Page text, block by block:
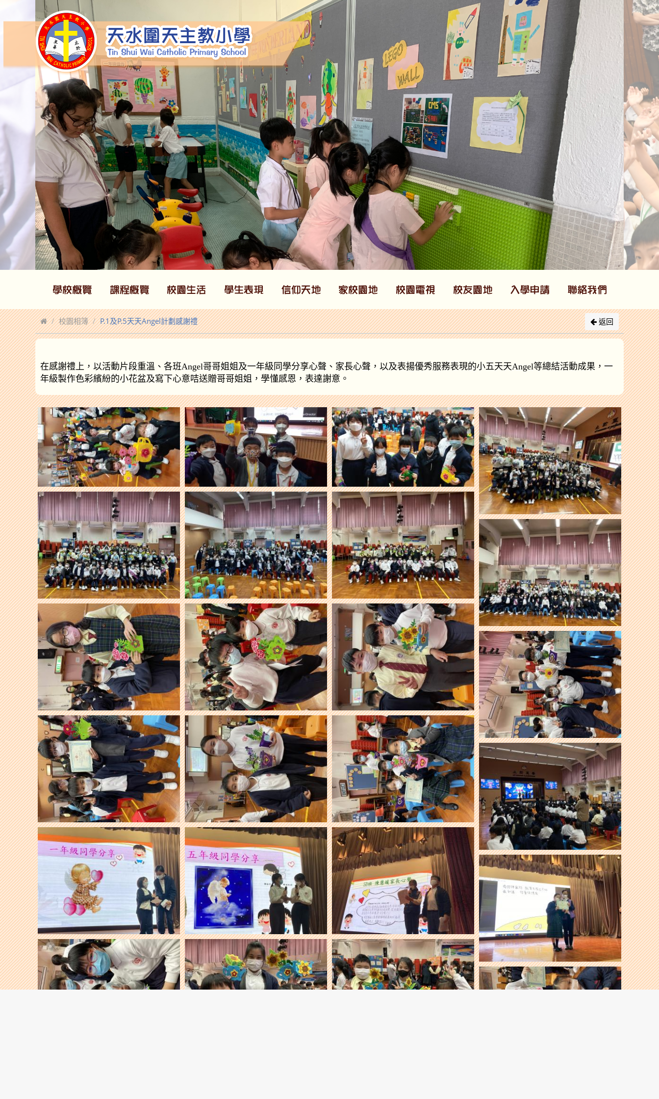
校園相簿 P.1及P.5天天Angel計劃感謝禮 返回
在感謝禮上，以活動片段重溫、各班Angel哥哥姐姐及一年級同學分享心聲、家長心聲，以及表揚優秀服務表現的小五天天Angel等總結活動成果，一
年級製作色彩繽紛的小花盆及寫下心意咭送贈哥哥姐姐，學懂感恩，表達謝意。